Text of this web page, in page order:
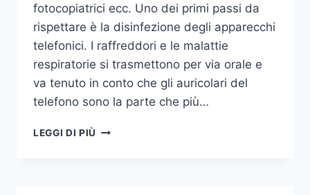
fotocopiatrici ecc. Uno dei primi passi da
rispettare è la disinfezione degli apparecchi
telefonici. I raffreddori e le malattie
respiratorie si trasmettono per via orale e
va tenuto in conto che gli auricolari del
telefono sono la parte che più…
LEGGI DI PIÙ UN